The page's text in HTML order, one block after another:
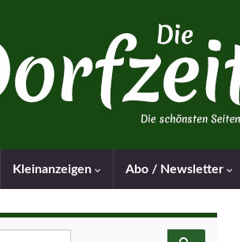
Kleinanzeigen Abo / Newsletter